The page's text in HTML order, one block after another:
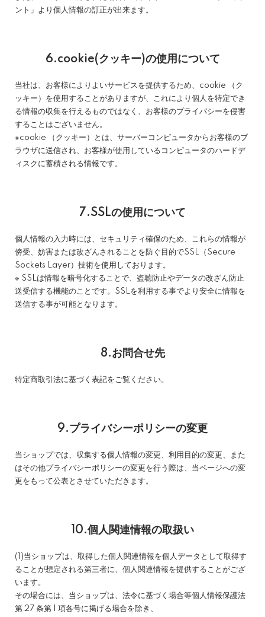
ント」より個人情報の訂正が出来ます。
6.cookie(クッキー)の使用について
当社は、お客様によりよいサービスを提供するため、cookie （ク
ッキー）を使用することがありますが、これにより個人を特定でき
る情報の収集を行えるものではなく、お客様のプライバシーを侵害
することはございません。
※cookie （クッキー）とは、サーバーコンピュータからお客様のブ
ラウザに送信され、お客様が使用しているコンピュータのハードデ
ィスクに蓄積される情報です。
7.SSLの使用について
個人情報の入力時には、セキュリティ確保のため、これらの情報が
傍受、妨害または改ざんされることを防ぐ目的でSSL（Secure
Sockets Layer）技術を使用しております。
※ SSLは情報を暗号化することで、盗聴防止やデータの改ざん防止
送受信する機能のことです。SSLを利用する事でより安全に情報を
送信する事が可能となります。
8.お問合せ先
特定商取引法に基づく表記をご覧ください。
9.プライバシーポリシーの変更
当ショップでは、収集する個人情報の変更、利用目的の変更、また
はその他プライバシーポリシーの変更を行う際は、当ページへの変
更をもって公表とさせていただきます。
10.個人関連情報の取扱い
(1)当ショップは、取得した個人関連情報を個人データとして取得す
ることが想定される第三者に、個人関連情報を提供することがござ
います。
その場合には、当ショップは、法令に基づく場合等個人情報保護法
第 27 条第 1 項各号に掲げる場合を除き、